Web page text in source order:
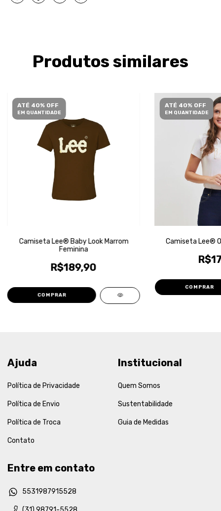
Produtos similares
ATÉ 40% OFF
EM QUANTIDADE
Camiseta Lee® Baby Look Marrom
Feminina
R$189,90
COMPRAR
ATÉ 40% OFF
EM QUANTIDADE
Camiseta Lee®
COMPRAR
Ajuda
Política de Privacidade
Política de Envio
Política de Troca
Contato
Institucional
Quem Somos
Sustentabilidade
Guia de Medidas
Entre em contato
5531987915528